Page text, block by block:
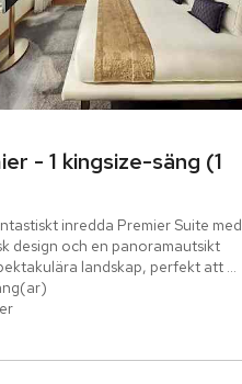
- 1 kingsize-säng (1
inredda Premier Suite med
design och en panoramautsikt
landskap, perfekt att
till solnedgång. Soffan
är klädda i eleganta
den genomgående